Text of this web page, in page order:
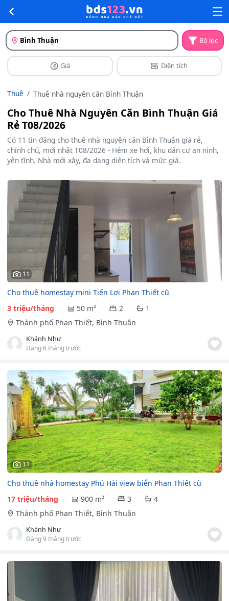
Bình Thuận Bộ lọc
Giá Diện tích
Thuê Thuê nhà nguyên căn Bình Thuận
Cho Thuê Nhà Nguyên Căn Bình Thuận Giá
Rẻ T08/2026
Có 11 tin đăng cho thuê nhà nguyên căn Bình Thuận giá rẻ,
chính chủ, mới nhất T08/2026 - Hẻm xe hơi, khu dân cư an ninh,
yên tĩnh. Nhà mới xây, đa dạng diện tích và mức giá.
11
Cho thuê homestay mini Tiến Lợi Phan Thiết cũ
3 triệu/tháng
50 m² 2
1
Thành phố Phan Thiết, Bình Thuận
Khánh Như
Đăng 6 tháng trước
11
Cho thuê nhà homestay Phú Hài view biển Phan Thiết cũ
17 triệu/tháng
900 m² 3
4
Thành phố Phan Thiết, Bình Thuận
Khánh Như
Đăng 9 tháng trước